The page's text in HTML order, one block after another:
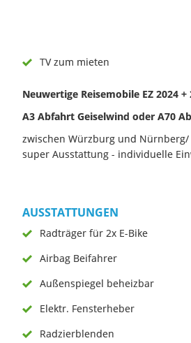
TV zum mieten
Neuwertige Reisemobile EZ 2024 +
A3 Abfahrt Geiselwind oder A70
zwischen Würzburg und Nürnberg/
super Ausstattung - individuelle
AUSSTATTUNGEN
Radträger für 2x E-Bike
Airbag Beifahrer
Außenspiegel beheizbar
Elektr. Fensterheber
Radzierblenden